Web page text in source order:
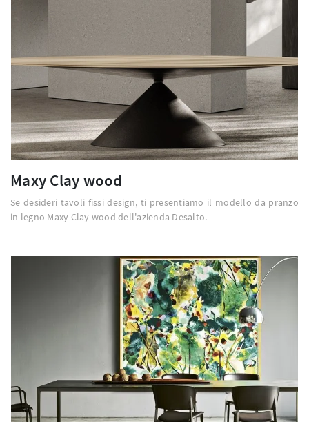
Maxy Clay wood
Se desideri tavoli fissi design, ti presentiamo il modello da pranzo
in legno Maxy Clay wood dell'azienda Desalto.